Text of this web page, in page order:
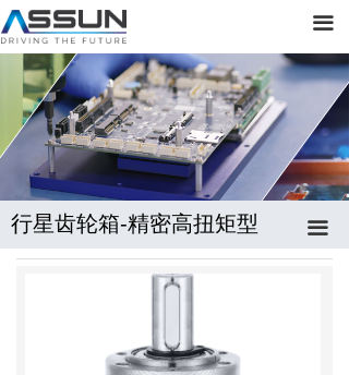
끀
首页
关于正元
产品展示
新闻动态
联系我们
行星齿轮箱-精密高扭矩型 끀
直流无刷空心杯电机及驱动
直流有刷空心杯电机
内置伺服驱控一体电机-无刷
内置伺服驱控一体电机-有刷
丝杠轴行星减速器
行星齿轮箱-精密高扭矩型